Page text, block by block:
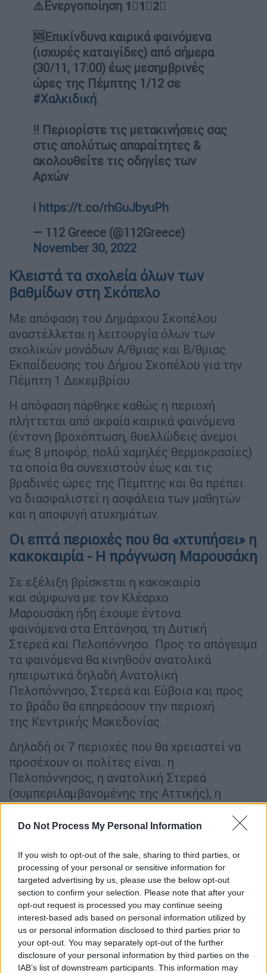
Do Not Process My Personal Information
If you wish to opt-out of the sale, sharing to third parties, or
processing of your personal or sensitive information for
targeted advertising by us, please use the below opt-out
section to confirm your selection. Please note that after your
opt-out request is processed you may continue seeing
interest-based ads based on personal information utilized by
us or personal information disclosed to third parties prior to
your opt-out. You may separately opt-out of the further
disclosure of your personal information by third parties on the
IAB’s list of downstream participants. This information may
⚠️Ενεργοποίηση 1⃣1⃣2⃣
🆘Επικίνδυνα καιρικά φαινόμενα
(ισχυρές καταιγίδες) από σήμερα
(30/11, 17:00) έως μεσημβρινές
ώρες της Πέμπτης 1/12 σε
#Χαλκιδική
‼️ Περιορίστε τις μετακινήσεις σας
στις απολύτως απαραίτητες &
ακολουθείτε τις οδηγίες των
Αρχών
ℹ️ https://t.co/rhGuJbyuPh
— 112 Greece (@112Greece)
November 30, 2022
Κλειστά τα σχολεία όλων των
βαθμίδων στη Σκόπελο
Με απόφαση του Δημάρχου Σκοπέλου
αναστέλλεται η λειτουργία όλων των
σχολικών μονάδων Α/θμιας και Β/θμιας
Εκπαίδευσης του Δήμου Σκοπέλου για την
Πέμπτη 1 Δεκεμβρίου.
Η απόφαση πάρθηκε καθώς η περιοχή
πλήττεται από ακραία καιρικά φαινόμενα
(έντονη βροχόπτωση, θυελλώδεις άνεμοι
έως 8 μποφόρ, πολύ χαμηλές θερμοκρασίες)
τα οποία θα συνεχιστούν έως και τις
βραδινές ώρες της Πέμπτης και θα πρέπει
να διασφαλιστεί η ασφάλεια των μαθητών
και η αποφυγή ατυχημάτων.
Οι επτά περιοχές που θα «χτυπήσει» η
κακοκαιρία - Η πρόγνωση Μαρουσάκη
Σε εξέλιξη βρίσκεται η κακοκαιρία
και σύμφωνα με τον Κλέαρχο
Μαρουσάκη ήδη έχουμε έντονα
φαινόμενα στα Επτάνησα, τη Δυτική
Στερεά και Πελοπόννησο. Προς το απόγευμα
τα φαινόμενα θα κινηθούν ανατολικά
ηπειρωτικά δηλαδή Ανατολική
Πελοπόννησο, Στερεά και Εύβοια και προς
το βράδυ θα επηρεάσουν την περιοχή
της Κεντρικής Μακεδονίας.
Δηλαδή οι 7 περιοχές που θα χρειαστεί να
προσέχουν οι πολίτες είναι: η
Πελοπόννησος, η ανατολική Στερεά
(συμπεριλαμβανομένης της Αττικής), η
κεντρική Μακεδονία, η Θεσσαλία,
οι Κυκλάδες, η Εύβοια και οι Σποράδες.
Από αύριο αυτά τα φαινόμενα θα
«χτυπήσουν» στο Βόρειο Αιγαίο, την Αν.
Μακεδονία και Θράκη αλλά και τα νησιά του
ανατολικού Αιγαίου. Προσοχή συνιστά
στην Αττική από σήμερα το βράδυ έως αύριο
το πρωί όπου τα φαινόμενα θα είναι και πιο
έντονα και από το βράδυ έντονα φαινόμενα
θα είναι από